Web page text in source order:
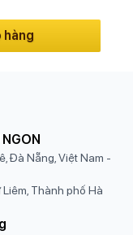
hàng
Đà Nẵng, Việt Nam -
Thành phố Hà